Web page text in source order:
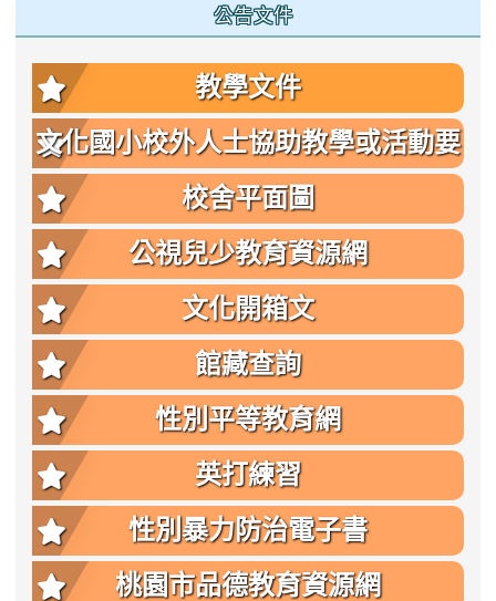
公告文件
教學文件
文化國小校外人士協助教學或活動要
點
校舍平面圖
公視兒少教育資源網
文化開箱文
館藏查詢
性別平等教育網
英打練習
性別暴力防治電子書
桃園市品德教育資源網